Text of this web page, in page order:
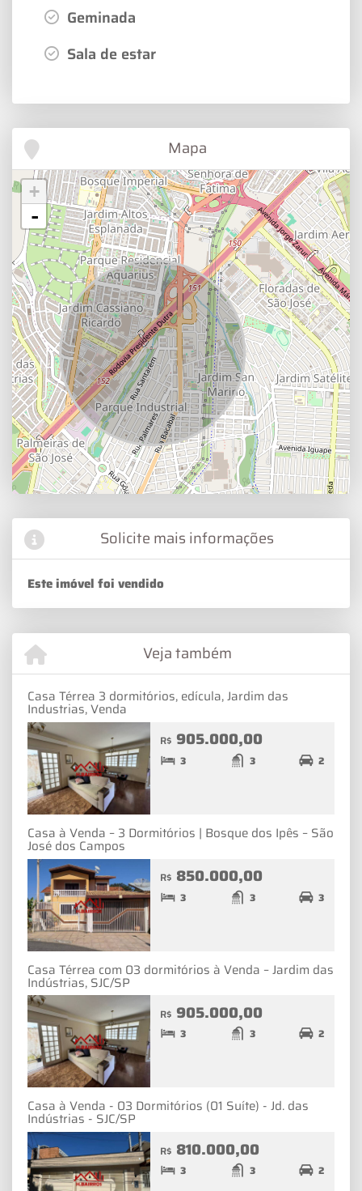
Geminada
Sala de estar
Mapa
+
-
Solicite mais informações
Este imóvel foi vendido
Veja também
Casa Térrea 3 dormitórios, edícula, Jardim das
Industrias, Venda
R$ 905.000,00
3 3 2
Casa à Venda – 3 Dormitórios | Bosque dos Ipês – São
José dos Campos
R$ 850.000,00
3 3 3
Casa Térrea com 03 dormitórios à Venda – Jardim das
Indústrias, SJC/SP
R$ 905.000,00
3 3 2
Casa à Venda - 03 Dormitórios (01 Suíte) - Jd. das
Indústrias - SJC/SP
R$ 810.000,00
3 3 2